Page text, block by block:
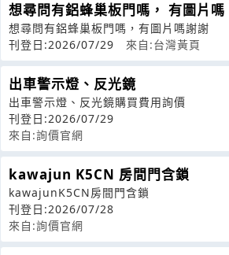
想尋問有鋁蜂巢板門嗎， 有圖片嗎
想尋問有鋁蜂巢板門嗎，有圖片嗎謝謝
刊登日:2026/07/29
來自:台灣黃頁
出車警示燈、反光鏡
出車警示燈、反光鏡購買費用詢價
刊登日:2026/07/29
來自:詢價官網
kawajun K5CN 房間門含鎖
kawajunK5CN房間門含鎖
刊登日:2026/07/28
來自:詢價官網